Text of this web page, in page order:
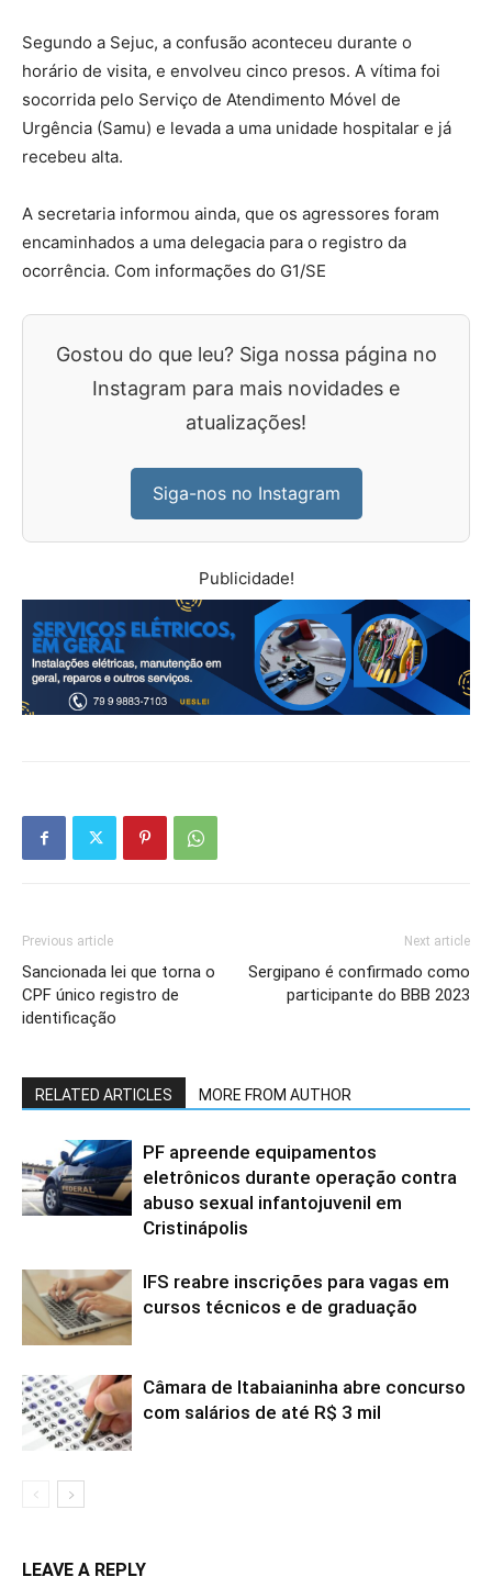
Segundo a Sejuc, a confusão aconteceu durante o
horário de visita, e envolveu cinco presos. A vítima foi
socorrida pelo Serviço de Atendimento Móvel de
Urgência (Samu) e levada a uma unidade hospitalar e já
recebeu alta.
A secretaria informou ainda, que os agressores foram
encaminhados a uma delegacia para o registro da
ocorrência. Com informações do G1/SE
Gostou do que leu? Siga nossa página no
Instagram para mais novidades e
atualizações!
Siga-nos no Instagram
Publicidade!
Previous article
Sancionada lei que torna o
CPF único registro de
identificação
Next article
Sergipano é confirmado como
participante do BBB 2023
RELATED ARTICLES MORE FROM AUTHOR
PF apreende equipamentos
eletrônicos durante operação contra
abuso sexual infantojuvenil em
Cristinápolis
IFS reabre inscrições para vagas em
cursos técnicos e de graduação
Câmara de Itabaianinha abre concurso
com salários de até R$ 3 mil
LEAVE A REPLY